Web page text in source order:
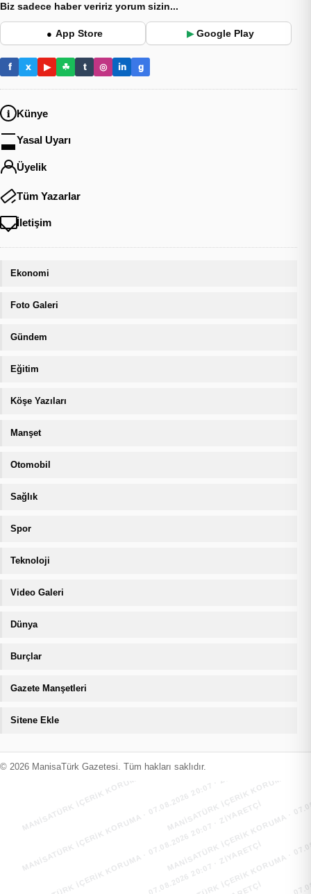
Biz sadece haber veririz yorum sizin...
● App Store ▶ Google Play
f x ▶ ☘ t ◎ in g
Künye
Yasal Uyarı
Üyelik
Tüm Yazarlar
İletişim
Ekonomi
Foto Galeri
Gündem
Eğitim
Köşe Yazıları
Manşet
Otomobil
Sağlık
Spor
Teknoloji
Video Galeri
Dünya
Burçlar
Gazete Manşetleri
Sitene Ekle
© 2026 ManisaTürk Gazetesi. Tüm hakları saklıdır.
MANİSATÜRK İÇERİK KORUMA · 07.08.2026 20:07 · ZIYARETÇI
MANİSATÜRK İÇERİK KORUMA
MANİSATÜRK İÇERİK KORUMA · 07.08.2026 20:07 · ZIYARETÇI
MANİSATÜRK İÇERİK KORUMA
MANİSATÜRK İÇERİK KORUMA · 07.08.2026 20:07 · ZIYARETÇI
MANİSATÜRK İÇERİK KORUMA